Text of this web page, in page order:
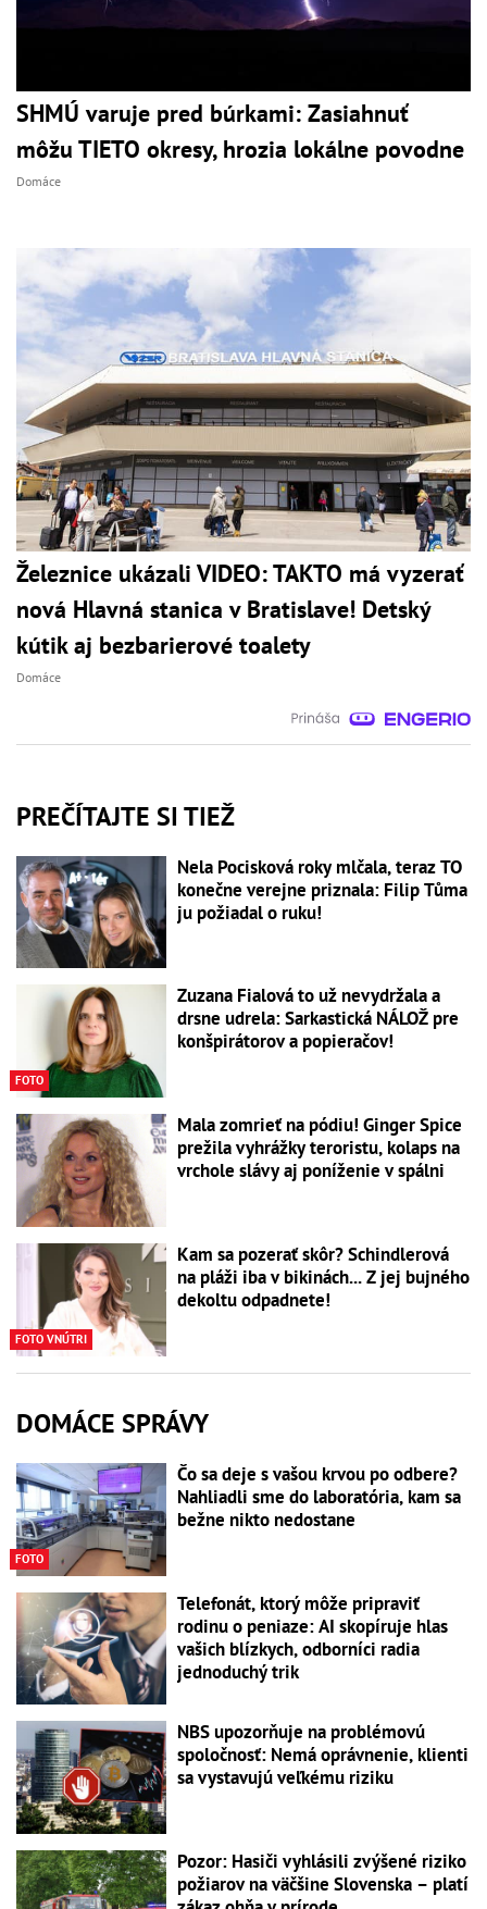
SHMÚ varuje pred búrkami: Zasiahnuť
môžu TIETO okresy, hrozia lokálne povodne
Domáce
Železnice ukázali VIDEO: TAKTO má vyzerať
nová Hlavná stanica v Bratislave! Detský
kútik aj bezbarierové toalety
Domáce
PREČÍTAJTE SI TIEŽ
Nela Pocisková roky mlčala, teraz TO
konečne verejne priznala: Filip Tůma
ju požiadal o ruku!
FOTO
Zuzana Fialová to už nevydržala a
drsne udrela: Sarkastická NÁLOŽ pre
konšpirátorov a popieračov!
Mala zomrieť na pódiu! Ginger Spice
prežila vyhrážky teroristu, kolaps na
vrchole slávy aj poníženie v spálni
FOTO VNÚTRI
Kam sa pozerať skôr? Schindlerová
na pláži iba v bikinách... Z jej bujného
dekoltu odpadnete!
DOMÁCE SPRÁVY
FOTO
Čo sa deje s vašou krvou po odbere?
Nahliadli sme do laboratória, kam sa
bežne nikto nedostane
Telefonát, ktorý môže pripraviť
rodinu o peniaze: AI skopíruje hlas
vašich blízkych, odborníci radia
jednoduchý trik
NBS upozorňuje na problémovú
spoločnosť: Nemá oprávnenie, klienti
sa vystavujú veľkému riziku
Pozor: Hasiči vyhlásili zvýšené riziko
požiarov na väčšine Slovenska – platí